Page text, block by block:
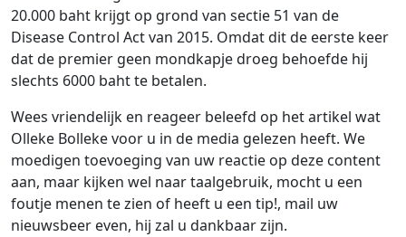
20.000 baht krijgt op grond van sectie 51 van de
Disease Control Act van 2015. Omdat dit de eerste keer
dat de premier geen mondkapje droeg behoefde hij
slechts 6000 baht te betalen.
Wees vriendelijk en reageer beleefd op het artikel wat
Olleke Bolleke voor u in de media gelezen heeft. We
moedigen toevoeging van uw reactie op deze content
aan, maar kijken wel naar taalgebruik, mocht u een
foutje menen te zien of heeft u een tip!, mail uw
nieuwsbeer even, hij zal u dankbaar zijn.